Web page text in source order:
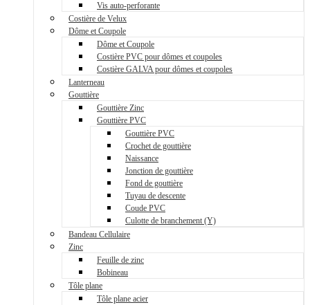
Vis auto-perforante
Costière de Velux
Dôme et Coupole
Dôme et Coupole
Costière PVC pour dômes et coupoles
Costière GALVA pour dômes et coupoles
Lanterneau
Gouttière
Gouttière Zinc
Gouttière PVC
Gouttière PVC
Crochet de gouttière
Naissance
Jonction de gouttière
Fond de gouttière
Tuyau de descente
Coude PVC
Culotte de branchement (Y)
Bandeau Cellulaire
Zinc
Feuille de zinc
Bobineau
Tôle plane
Tôle plane acier